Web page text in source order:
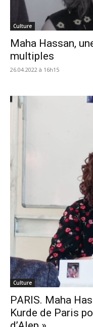
Culture
Maha Hassan,
multiples
26.04.2022 à 16h15
Culture
PARIS. Maha
Kurde de Paris